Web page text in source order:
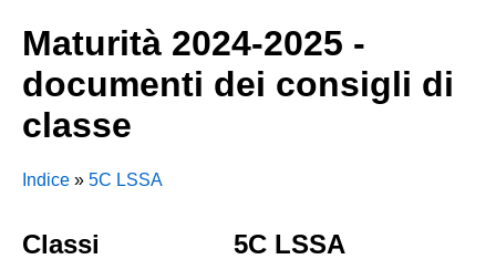
Maturità 2024-2025 -
documenti dei consigli di
classe
Indice » 5C LSSA
Classi 5C LSSA